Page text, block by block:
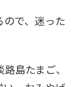
で、迷った
島たまご、